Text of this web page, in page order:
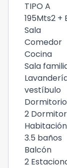
TIPO A
195Mts2
Sala
Comedor
Cocina
Sala
vestíbulo
2
3.5 baños
Balcón
2